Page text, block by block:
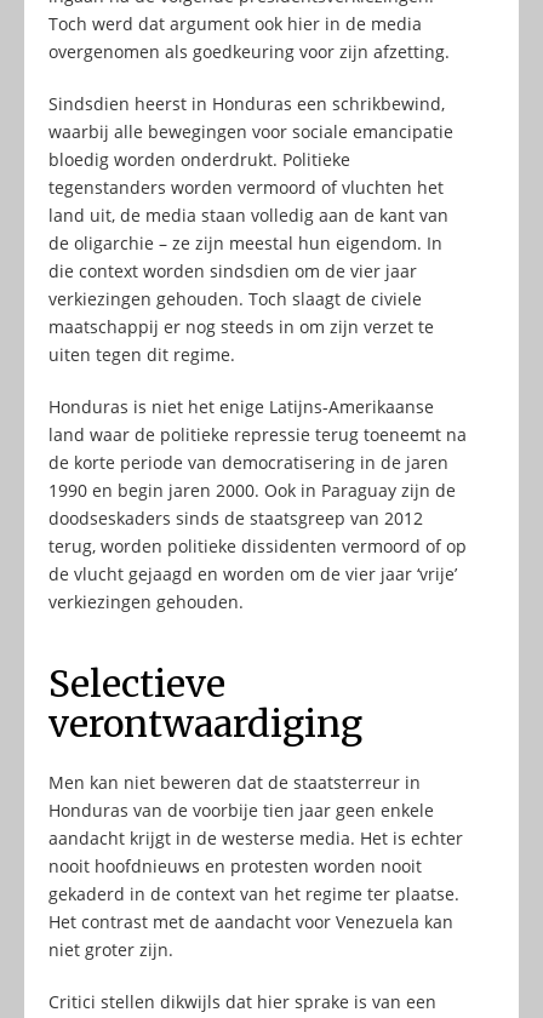
Toch werd dat argument ook hier in de media
overgenomen als goedkeuring voor zijn afzetting.
Sindsdien heerst in Honduras een schrikbewind,
waarbij alle bewegingen voor sociale emancipatie
bloedig worden onderdrukt. Politieke
tegenstanders worden vermoord of vluchten het
land uit, de media staan volledig aan de kant van
de oligarchie – ze zijn meestal hun eigendom. In
die context worden sindsdien om de vier jaar
verkiezingen gehouden. Toch slaagt de civiele
maatschappij er nog steeds in om zijn verzet te
uiten tegen dit regime.
Honduras is niet het enige Latijns-Amerikaanse
land waar de politieke repressie terug toeneemt na
de korte periode van democratisering in de jaren
1990 en begin jaren 2000. Ook in Paraguay zijn de
doodseskaders sinds de staatsgreep van 2012
terug, worden politieke dissidenten vermoord of op
de vlucht gejaagd en worden om de vier jaar ‘vrije’
verkiezingen gehouden.
Selectieve
verontwaardiging
Men kan niet beweren dat de staatsterreur in
Honduras van de voorbije tien jaar geen enkele
aandacht krijgt in de westerse media. Het is echter
nooit hoofdnieuws en protesten worden nooit
gekaderd in de context van het regime ter plaatse.
Het contrast met de aandacht voor Venezuela kan
niet groter zijn.
Critici stellen dikwijls dat hier sprake is van een